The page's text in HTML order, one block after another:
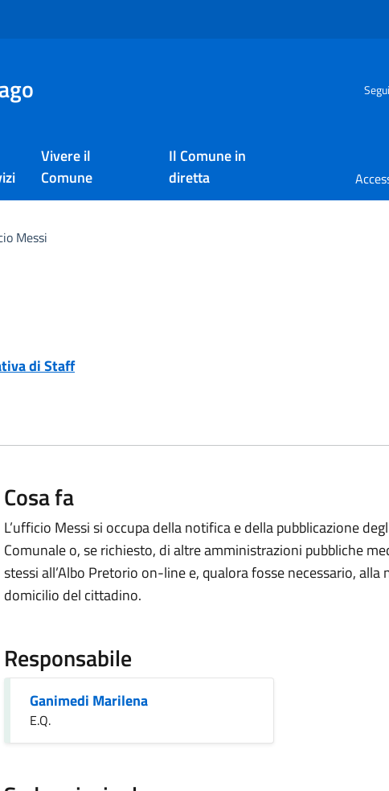
Vivere il
Comune
Il Comune in
diretta
Messi
di Staff
Cosa fa
L’ufficio Messi si occupa della notifica e della pubblicazione
Comunale o, se richiesto, di altre amministrazioni pubbliche
stessi all’Albo Pretorio on-line e, qualora fosse necessario,
domicilio del cittadino.
Responsabile
Ganimedi Marilena
E.Q.